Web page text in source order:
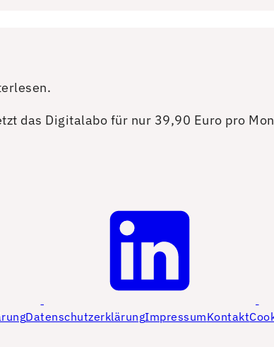
das Digitalabo für nur 39,90 Euro pro
DatenschutzerklärungImpressumKontakt